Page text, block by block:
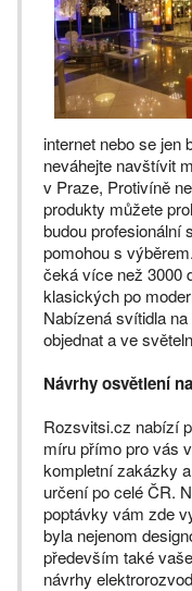
internet nebo se jen
neváhejte navštívit
v Praze, Protivíně
produkty můžete
budou profesionální
pomohou s
čeká více než 3000
klasických po
Nabízená svítidla
objednat a ve
Návrhy osvětlení
Rozsvitsi.cz nabízí
míru přímo pro vás
kompletní zakázky
určení po celé ČR.
poptávky vám zde
byla nejenom
především také
návrhy